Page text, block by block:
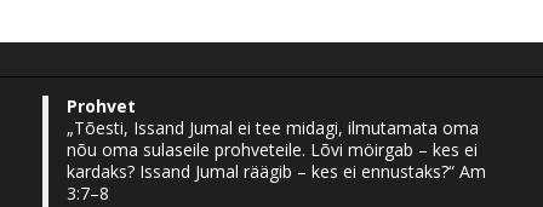
Prohvet
„Tõesti, Issand Jumal ei tee midagi, ilmutamata oma
nõu oma sulaseile prohveteile. Lõvi möirgab – kes ei
kardaks? Issand Jumal räägib – kes ei ennustaks?“ Am
3:7–8